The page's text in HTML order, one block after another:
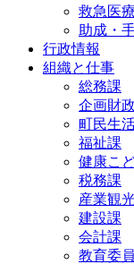
救急医療
助成・
行政情報
組織と仕事
総務課
企画財
町民生
福祉課
健康こ
税務課
産業観
建設課
会計課
教育委